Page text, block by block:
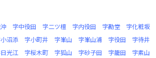
字中役田 字二ツ檀 字内役田 字勘堂 字化粧坂
沼添 字小町井 字峯山 字峯山浦 字役田 字待井
光江 字桜木町 字狐山 字砂子田 字籠田 字素山